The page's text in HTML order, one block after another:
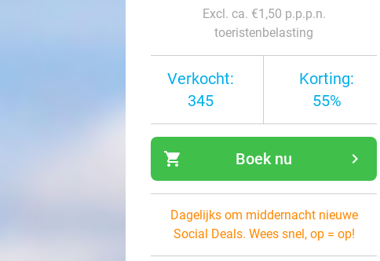
Excl. ca. €1,50 p.p.p.n.
toeristenbelasting
Verkocht:
345
Korting:
55%
shopping_cart navigate_next
Boek nu
Dagelijks om middernacht nieuwe
Social Deals. Wees snel, op = op!